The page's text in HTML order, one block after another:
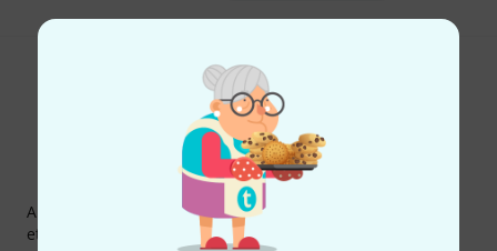
Thomann Newsletter
Abonniere den Thomann Newsletter und gewinne mit
etwas Glück einen von
50 Gutscheinen